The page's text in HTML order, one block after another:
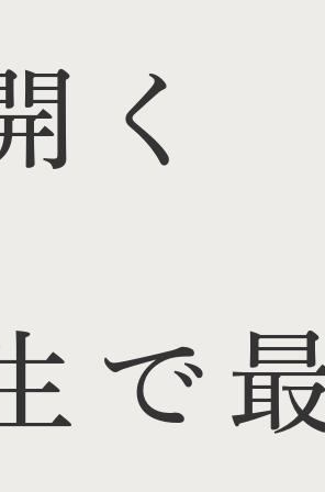
く
で